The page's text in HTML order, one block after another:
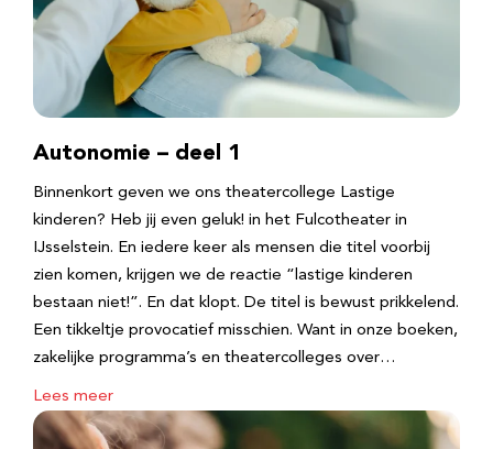
Autonomie – deel 1
Binnenkort geven we ons theatercollege Lastige
kinderen? Heb jij even geluk! in het Fulcotheater in
IJsselstein. En iedere keer als mensen die titel voorbij
zien komen, krijgen we de reactie “lastige kinderen
bestaan niet!”. En dat klopt. De titel is bewust prikkelend.
Een tikkeltje provocatief misschien. Want in onze boeken,
zakelijke programma’s en theatercolleges over…
Lees meer